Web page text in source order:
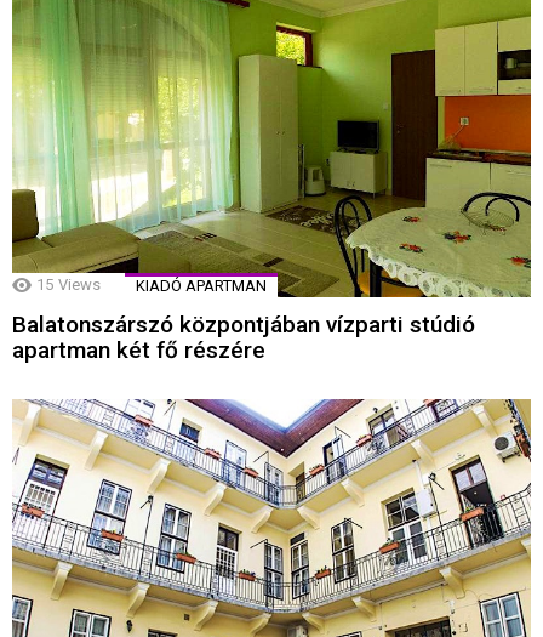
15 Views KIADÓ APARTMAN
Balatonszárszó központjában vízparti stúdió
apartman két fő részére